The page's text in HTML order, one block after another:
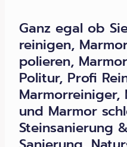
Ganz egal ob
reinigen,
polieren,
Politur, Profi
Marmorreiniger,
und Marmor
Steinsanierung